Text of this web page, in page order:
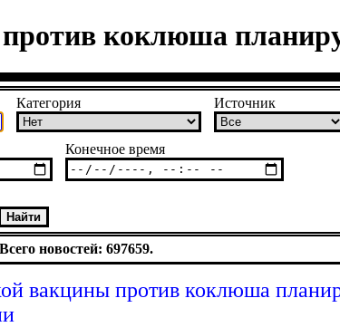
коклюша
Категория Источник
Конечное время
новостей: 697659.
вакцины против коклюша